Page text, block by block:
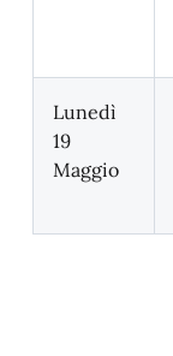
Lunedì
19
Maggio